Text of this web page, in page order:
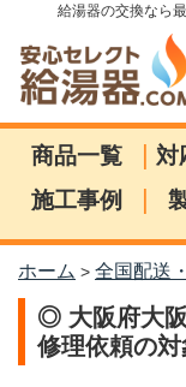
給湯器の交換なら
商品一覧 | 対
施工事例
|
ホーム > 全国配送
◎ 大阪府大
修理依頼の対